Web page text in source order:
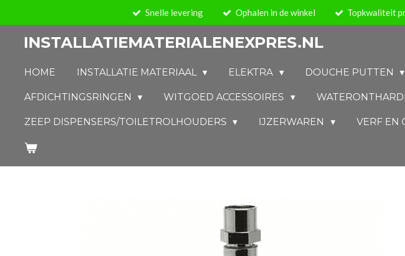
hoofdinhoud
Snelle levering Ophalen in de winkel Topkwaliteit
INSTALLATIEMATERIALENEXPRES.NL
HOME INSTALLATIE MATERIAAL ELEKTRA DOUCHE PUTTEN
AFDICHTINGSRINGEN WITGOED ACCESSOIRES
ZEEP DISPENSERS/TOILETROLHOUDERS IJZERWAREN VERF EN